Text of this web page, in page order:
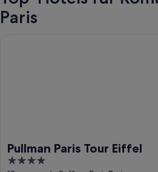
Paris
Pullman Paris Tour Eiffel
4